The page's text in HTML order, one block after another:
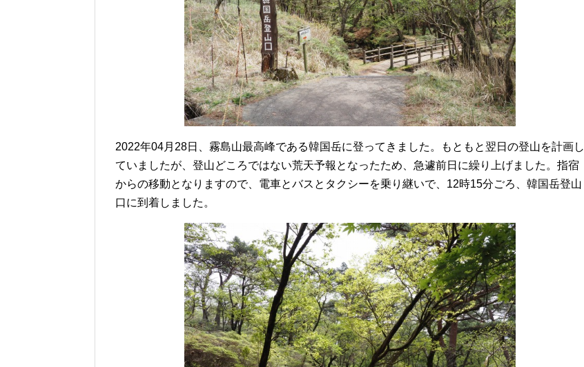
2022年04月28日、霧島山最高峰である韓国岳に登ってきました。もともと翌日の登山を計画し
ていましたが、登山どころではない荒天予報となったため、急遽前日に繰り上げました。指宿
からの移動となりますので、電車とバスとタクシーを乗り継いで、12時15分ごろ、韓国岳登山
口に到着しました。